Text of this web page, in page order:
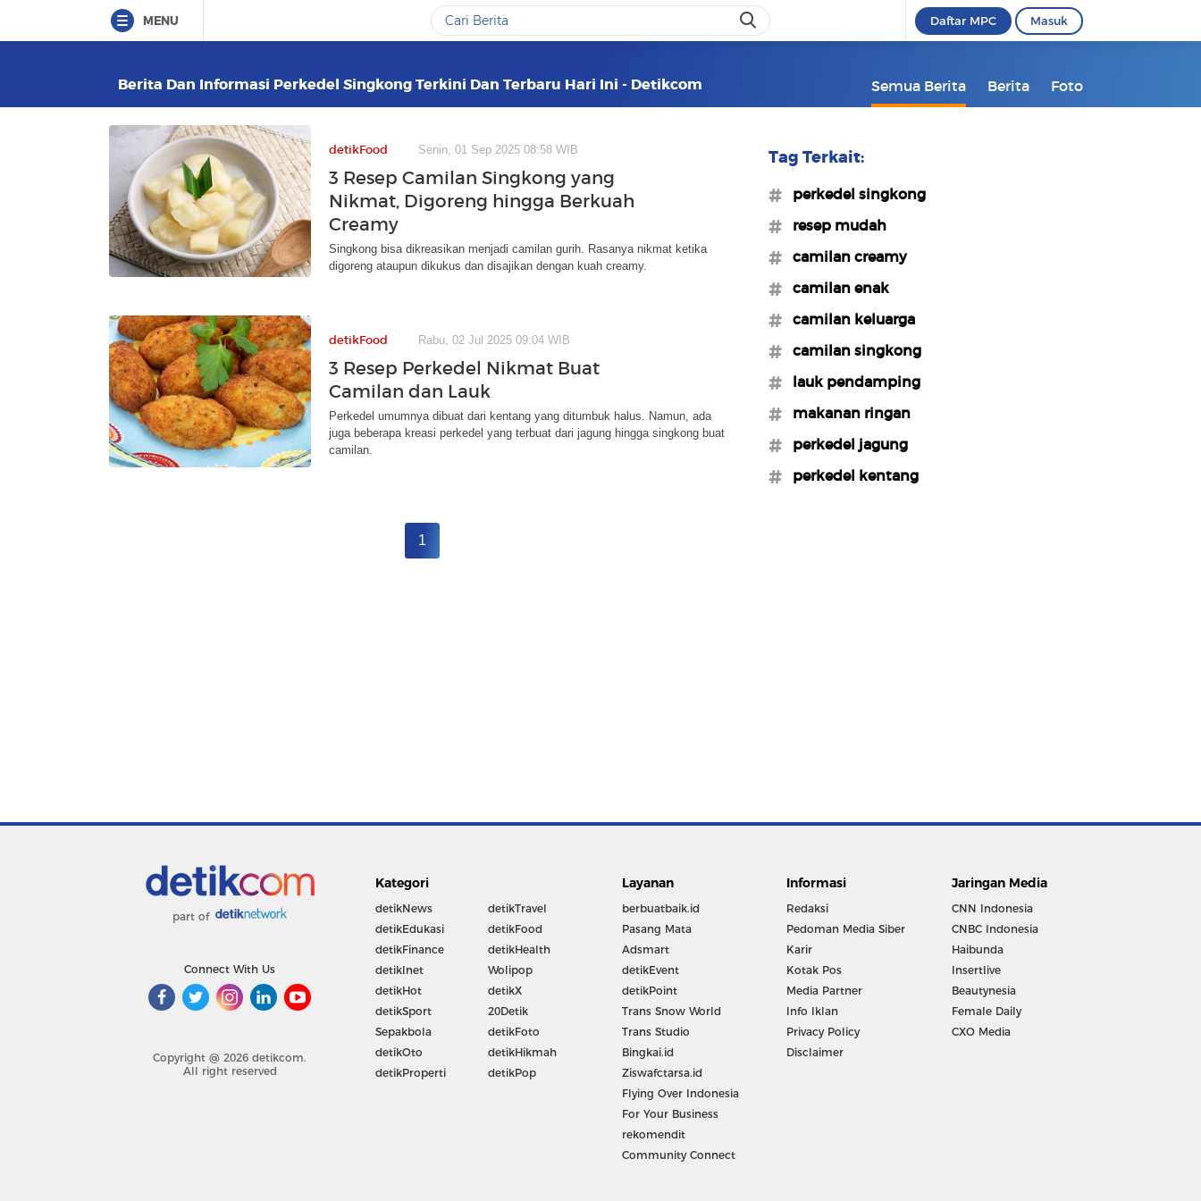
MENU Daftar MPC Masuk
Berita Dan Informasi Perkedel Singkong Terkini Dan Terbaru Hari Ini - Detikcom Semua Berita Berita Foto
detikFood Senin, 01 Sep 2025 08:58 WIB
3 Resep Camilan Singkong yang
Nikmat, Digoreng hingga Berkuah
Creamy
Singkong bisa dikreasikan menjadi camilan gurih. Rasanya nikmat ketika
digoreng ataupun dikukus dan disajikan dengan kuah creamy.
detikFood Rabu, 02 Jul 2025 09:04 WIB
3 Resep Perkedel Nikmat Buat
Camilan dan Lauk
Perkedel umumnya dibuat dari kentang yang ditumbuk halus. Namun, ada
juga beberapa kreasi perkedel yang terbuat dari jagung hingga singkong buat
camilan.
1
Tag Terkait:
#perkedel singkong
#resep mudah
#camilan creamy
#camilan enak
#camilan keluarga
#camilan singkong
#lauk pendamping
#makanan ringan
#perkedel jagung
#perkedel kentang
part of
Connect With Us
Copyright @ 2026 detikcom.
All right reserved
Kategori
detikNews
detikEdukasi
detikFinance
detikInet
detikHot
detikSport
Sepakbola
detikOto
detikProperti
detikTravel
detikFood
detikHealth
Wolipop
detikX
20Detik
detikFoto
detikHikmah
detikPop
Layanan
berbuatbaik.id
Pasang Mata
Adsmart
detikEvent
detikPoint
Trans Snow World
Trans Studio
Bingkai.id
Ziswafctarsa.id
Flying Over Indonesia
For Your Business
rekomendit
Community Connect
Informasi
Redaksi
Pedoman Media Siber
Karir
Kotak Pos
Media Partner
Info Iklan
Privacy Policy
Disclaimer
Jaringan Media
CNN Indonesia
CNBC Indonesia
Haibunda
Insertlive
Beautynesia
Female Daily
CXO Media